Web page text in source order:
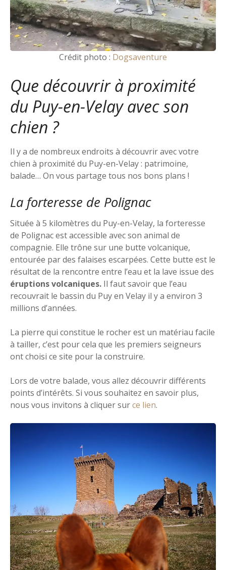
Crédit photo : Dogsaventure
Que découvrir à proximité
du Puy-en-Velay avec son
chien ?
Il y a de nombreux endroits à découvrir avec votre
chien à proximité du Puy-en-Velay : patrimoine,
balade… On vous partage tous nos bons plans !
La forteresse de Polignac
Située à 5 kilomètres du Puy-en-Velay, la forteresse
de Polignac est accessible avec son animal de
compagnie. Elle trône sur une butte volcanique,
entourée par des falaises escarpées. Cette butte est le
résultat de la rencontre entre l’eau et la lave issue des
éruptions volcaniques. Il faut savoir que l’eau
recouvrait le bassin du Puy en Velay il y a environ 3
millions d’années.
La pierre qui constitue le rocher est un matériau facile
à tailler, c’est pour cela que les premiers seigneurs
ont choisi ce site pour la construire.
Lors de votre balade, vous allez découvrir différents
points d’intérêts. Si vous souhaitez en savoir plus,
nous vous invitons à cliquer surce lien.